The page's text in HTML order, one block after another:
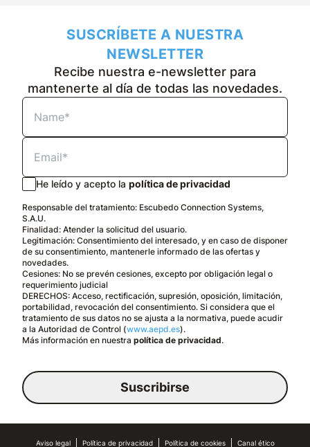
Español
Política de privacidad
Política de cookies
SUSCRÍBETE A NUESTRA
NEWSLETTER
Recibe nuestra e-newsletter para
mantenerte al día de todas las novedades.
He leído y acepto la política de privacidad
Responsable del tratamiento: Escubedo Connection Systems,
S.A.U.
Finalidad: Atender la solicitud del usuario.
Legitimación: Consentimiento del interesado, y en caso de disponer
de su consentimiento, mantenerle informado de las ofertas y
novedades.
Cesiones: No se prevén cesiones, excepto por obligación legal o
requerimiento judicial
DERECHOS: Acceso, rectificación, supresión, oposición, limitación,
portabilidad, revocación del consentimiento. Si considera que el
tratamiento de sus datos no se ajusta a la normativa, puede acudir
a la Autoridad de Control (www.aepd.es).
Más información en nuestra política de privacidad.
Suscribirse
Aviso legal Política de privacidad Política de cookies Canal ético